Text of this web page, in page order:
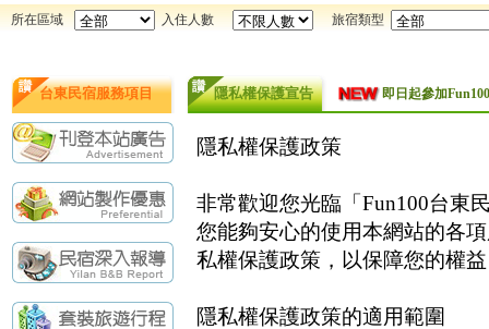
所在區域 入住人數 旅宿類型
台東民宿服務項目 隱私權保護宣告
即日起參加
隱私權保護政策
非常歡迎您光臨「Fun100台東
您能夠安心的使用本網站的各
私權保護政策，以保障您的權
隱私權保護政策的適用範圍